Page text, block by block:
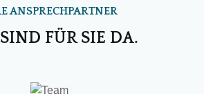
ANSPRECHPARTNER
FÜR SIE DA.